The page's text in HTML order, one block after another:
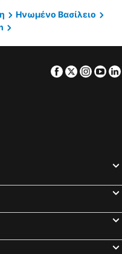
spa hotels
spa hotels
spa hotels
Ηνωμένο Βασίλειο
Facebook
Twitter